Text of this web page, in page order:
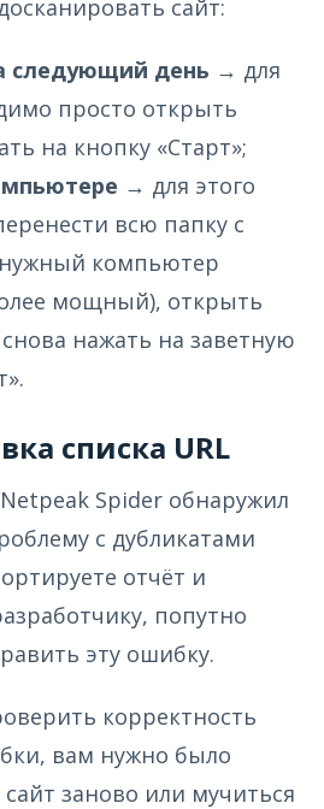
сайт:
следующий день → для
просто открыть
на кнопку «Старт»;
→ для этого
всю папку с
компьютер
мощный), открыть
нажать на заветную
списка URL
Spider обнаружил
с дубликатами
отчёт и
попутно
эту ошибку.
корректность
вам нужно было
заново или мучиться